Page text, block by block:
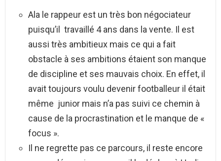
Ala le rappeur est un très bon négociateur
puisqu’il travaillé 4 ans dans la vente. Il est
aussi très ambitieux mais ce qui a fait
obstacle à ses ambitions étaient son manque
de discipline et ses mauvais choix. En effet, il
avait toujours voulu devenir footballeur il était
même junior mais n’a pas suivi ce chemin à
cause de la procrastination et le manque de «
focus ».
Il ne regrette pas ce parcours, il reste encore